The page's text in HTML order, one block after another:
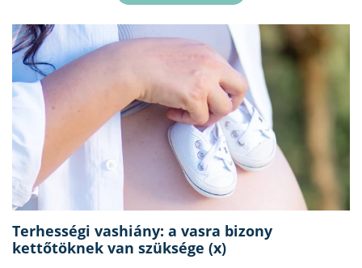
Terhességi vashiány: a vasra bizony
kettőtöknek van szüksége (x)